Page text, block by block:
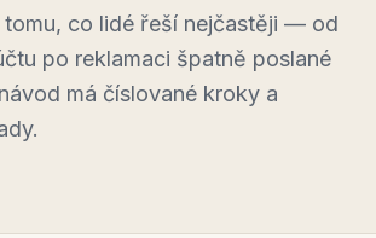
tomu, co lidé řeší nejčastěji — od
po reklamaci špatně poslané
má číslované kroky a